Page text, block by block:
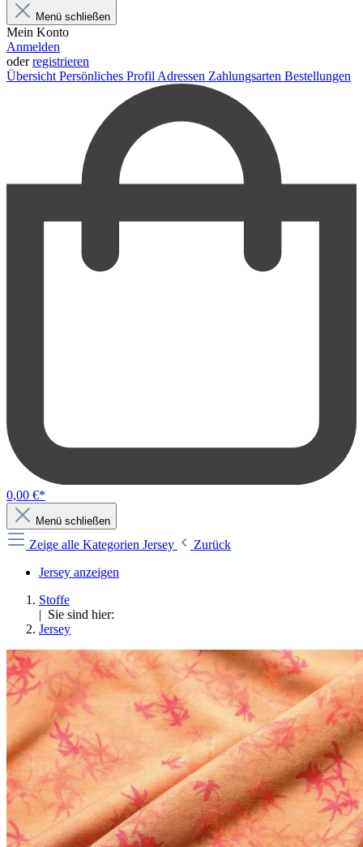
Menü schließen
Mein Konto
Anmelden
oderregistrieren
Übersicht Persönliches Profil Adressen Zahlungsarten Bestellungen
0,00 €*
Menü schließen
Zeige alle Kategorien Jersey
Zurück
Jersey anzeigen
Stoffe
| Sie sind hier:
Jersey